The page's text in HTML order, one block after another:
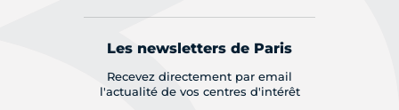
Les newsletters de Paris
Recevez directement par email
l'actualité de vos centres d'intérêt